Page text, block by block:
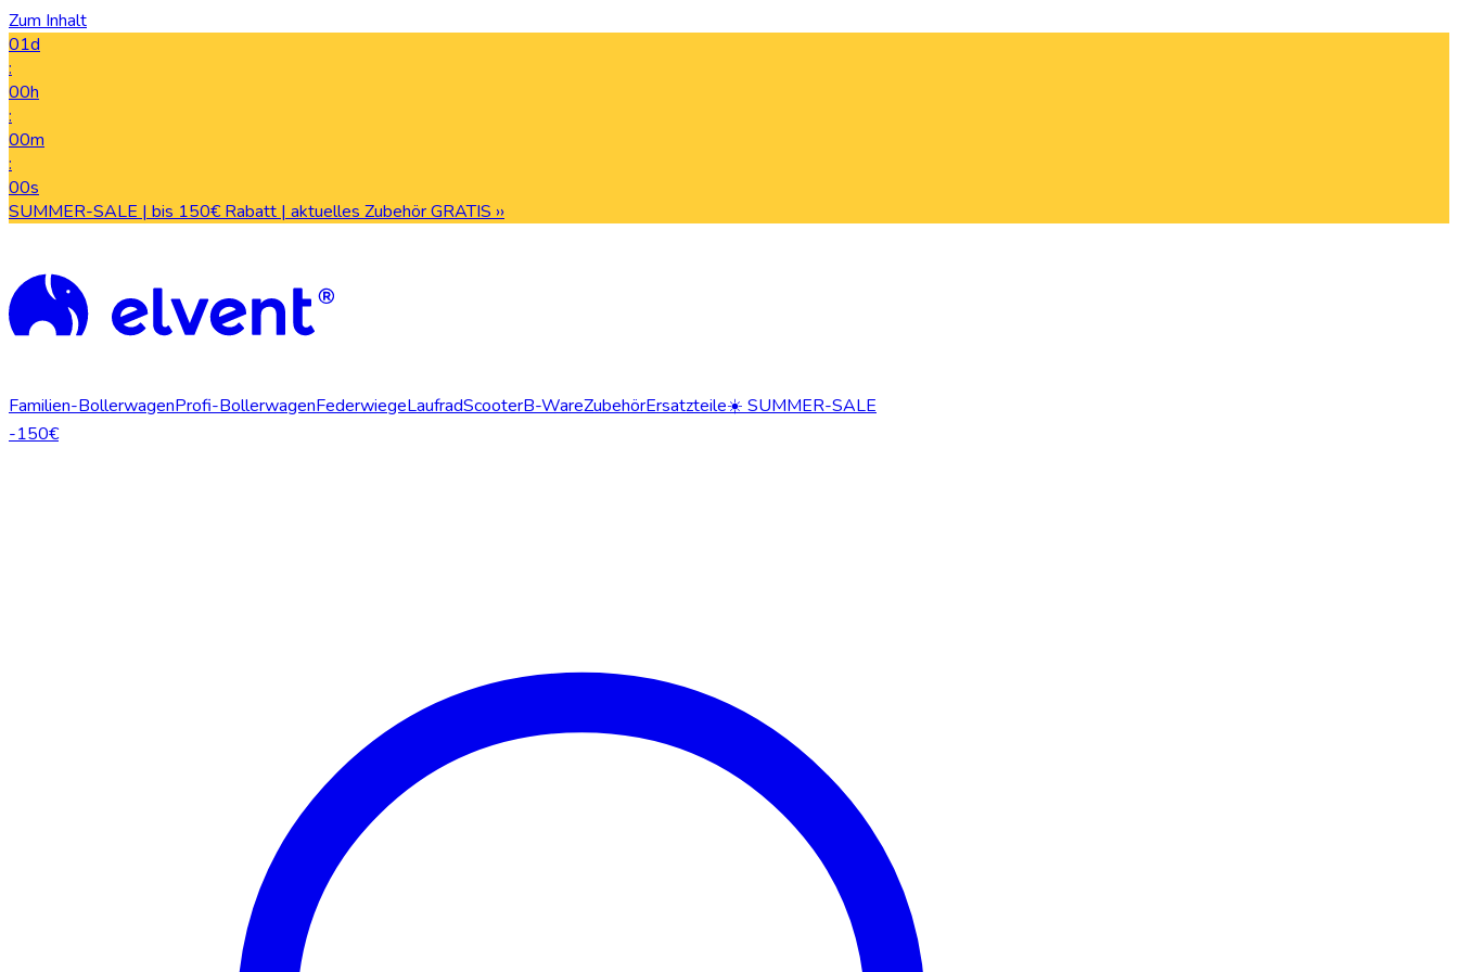
Zum Inhalt
01d
:
00h
:
00m
:
00s
SUMMER-SALE | bis 150€ Rabatt | aktuelles Zubehör GRATIS ››
Familien-BollerwagenProfi-BollerwagenFederwiegeLaufradScooterB-WareZubehörErsatzteile☀️ SUMMER-SALE
-150€